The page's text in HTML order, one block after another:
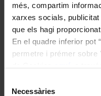
més, compartim
xarxes socials,
que els hagi
En el quadre inferior pot
permetre i prémer
Necessàries
I gaudeix a més dels
20% als concerts del
Descomptes a altres